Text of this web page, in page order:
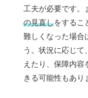
工夫が必要です。
の見直しをするこ
難しくなった場合
う。状況に応じて
えたり、保障内容
きる可能性もあり